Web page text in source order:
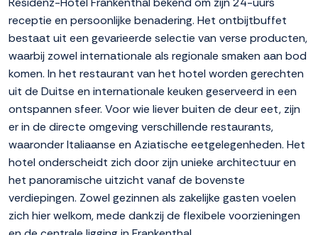
receptie en persoonlijke benadering. Het ontbijtbuffet
bestaat uit een gevarieerde selectie van verse producten,
waarbij zowel internationale als regionale smaken aan bod
komen. In het restaurant van het hotel worden gerechten
uit de Duitse en internationale keuken geserveerd in een
ontspannen sfeer. Voor wie liever buiten de deur eet, zijn
er in de directe omgeving verschillende restaurants,
waaronder Italiaanse en Aziatische eetgelegenheden. Het
hotel onderscheidt zich door zijn unieke architectuur en
het panoramische uitzicht vanaf de bovenste
verdiepingen. Zowel gezinnen als zakelijke gasten voelen
zich hier welkom, mede dankzij de flexibele voorzieningen